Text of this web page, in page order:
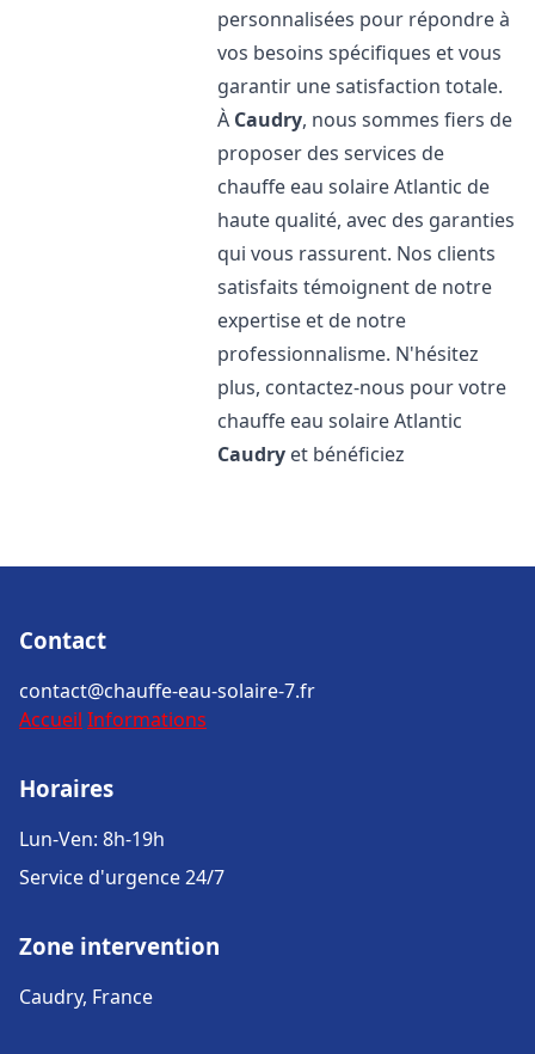
personnalisées pour répondre à
vos besoins spécifiques et vous
garantir une satisfaction totale.
À Caudry, nous sommes fiers de
proposer des services de
chauffe eau solaire Atlantic de
haute qualité, avec des garanties
qui vous rassurent. Nos clients
satisfaits témoignent de notre
expertise et de notre
professionnalisme. N'hésitez
plus, contactez-nous pour votre
chauffe eau solaire Atlantic
Caudry et bénéficiez
Contact
contact@chauffe-eau-solaire-7.fr
Accueil Informations
Horaires
Lun-Ven: 8h-19h
Service d'urgence 24/7
Zone intervention
Caudry, France